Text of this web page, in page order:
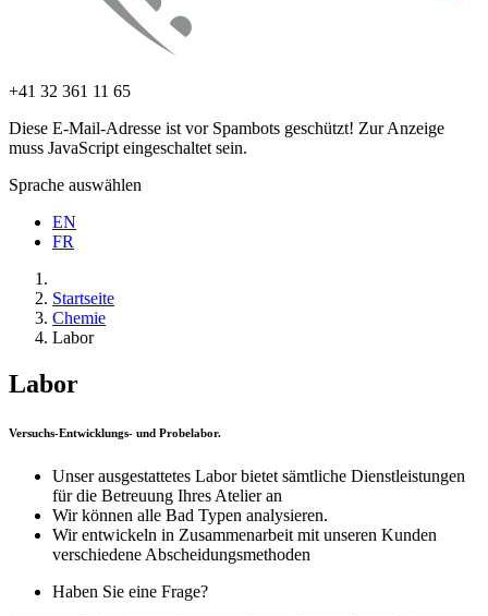
+41 32 361 11 65
Diese E-Mail-Adresse ist vor Spambots geschützt! Zur Anzeige
muss JavaScript eingeschaltet sein.
Sprache auswählen
EN
FR
Startseite
Chemie
Labor
Labor
Versuchs-Entwicklungs- und Probelabor.
Unser ausgestattetes Labor bietet sämtliche Dienstleistungen
für die Betreuung Ihres Atelier an
Wir können alle Bad Typen analysieren.
Wir entwickeln in Zusammenarbeit mit unseren Kunden
verschiedene Abscheidungsmethoden
Haben Sie eine Frage?